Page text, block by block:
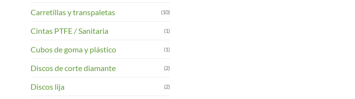
Carretillas y transpaletas (10)
Cintas PTFE / Sanitaria (1)
Cubos de goma y plástico (1)
Discos de corte diamante (2)
Discos lija (2)